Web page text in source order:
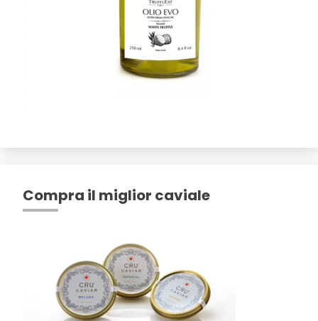
Compra il miglior caviale